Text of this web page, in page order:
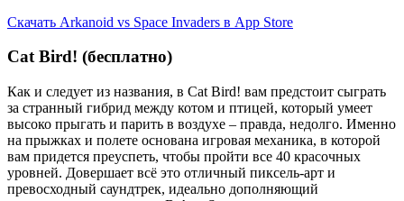
Скачать Arkanoid vs Space Invaders в App Store
Cat Bird! (бесплатно)
Как и следует из названия, в Cat Bird! вам предстоит сыграть
за странный гибрид между котом и птицей, который умеет
высоко прыгать и парить в воздухе – правда, недолго. Именно
на прыжках и полете основана игровая механика, в которой
вам придется преуспеть, чтобы пройти все 40 красочных
уровней. Довершает всё это отличный пиксель-арт и
превосходный саундтрек, идеально дополняющий